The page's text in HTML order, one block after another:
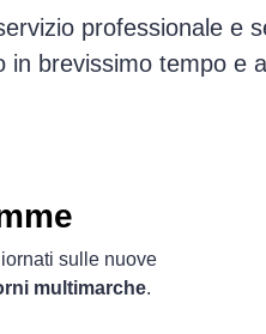
professionale e
brevissimo tempo e
sulle nuove
multimarche.